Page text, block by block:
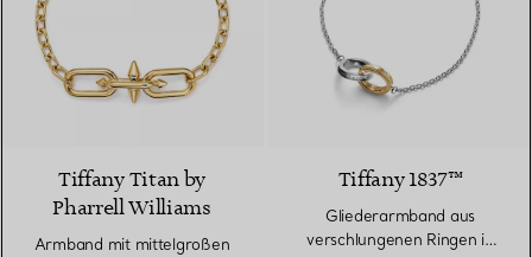
Tiffany Titan by
Pharrell Williams
Armband mit mittelgroßen
Tiffany 1837™
Gliederarmband aus
verschlungenen Ringen in